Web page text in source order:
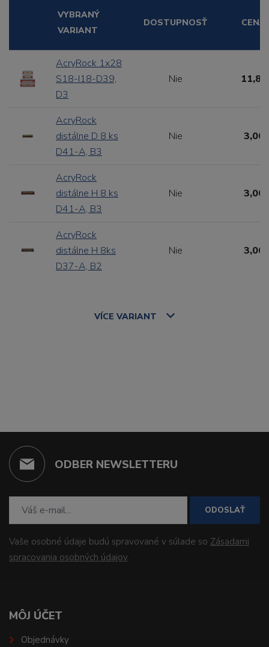
VYBRANÝ
VARIANT
DOSTUPNOSŤ CENA
AcryRock 1x28
S18-I18-D39,
D3
Nie
AcryRock
distálne D 8 ks
D41-A, B3
Nie 3,00
AcryRock
distálne H 8 ks
D41-A, B3
Nie 3,00
AcryRock
distálne H 8ks
D37-A, B2
Nie 3,00
VÍCE VARIANT
ODBER NEWSLETTERU
ODOSLAŤ
Vaše osobné údaje budú spravované v súlade so Zásadami
spracovania osobných údajov.
MÔJ ÚČET
Objednávky